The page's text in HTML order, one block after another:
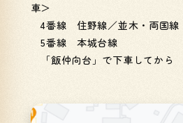
車＞
4番線 住野線／並木・両国線
5番線 本城台線
「飯仲向台」で下車してから